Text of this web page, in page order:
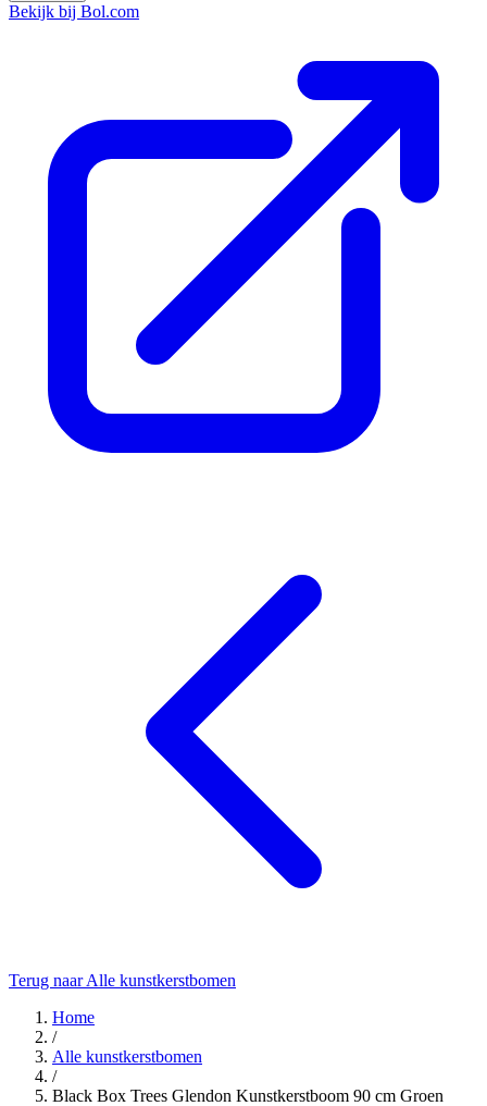
Bekijk bij Bol.com
Terug naar Alle kunstkerstbomen
Home
/
Alle kunstkerstbomen
/
Black Box Trees Glendon Kunstkerstboom 90 cm Groen